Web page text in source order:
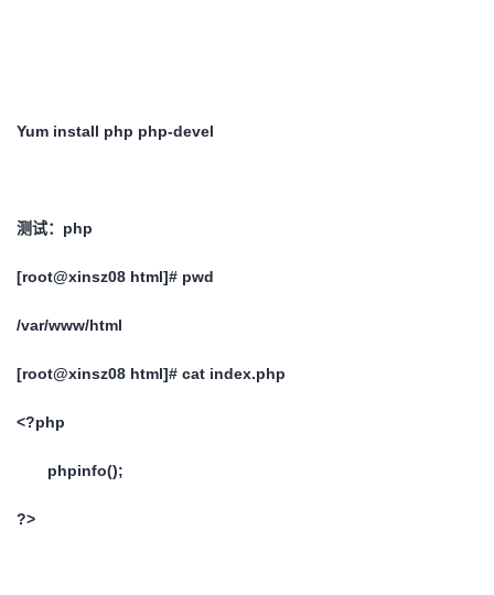
Yum install php php-devel
测试：php
[root@xinsz08 html]# pwd
/var/www/html
[root@xinsz08 html]# cat index.php
<?php
phpinfo();
?>